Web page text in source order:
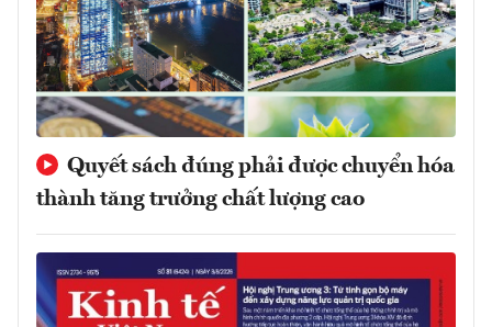
Quyết sách đúng phải được chuyển hóa
thành tăng trưởng chất lượng cao